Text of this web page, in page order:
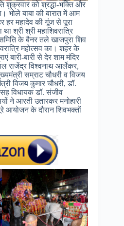
शुक्रवार को श्रद्धा-भक्ति और
बाबा की बारात में आम
हर महादेव की गूंज से पूरा
श्री श्री महाशिवरात्रि
के बैनर तले खाजपुरा शिव
महोत्सव का। शहर के
बारी-बारी से देर शाम मंदिर
राजेंद्र विश्वनाथ आर्लेकर,
सम्राट चौधरी व विजय
विजय कुमार चौधरी, डॉ.
विधायक डॉ. संजीव
ने आरती उतारकर मनोहारी
आयोजन के दौरान शिवभक्तों